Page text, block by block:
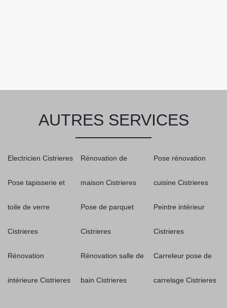
AUTRES SERVICES
Electricien Cistrieres
Pose tapisserie et
toile de verre
Cistrieres
Rénovation
intérieure Cistrieres
Rénovation de
maison Cistrieres
Pose de parquet
Cistrieres
Rénovation salle de
bain Cistrieres
Pose rénovation
cuisine Cistrieres
Peintre intérieur
Cistrieres
Carreleur pose de
carrelage Cistrieres